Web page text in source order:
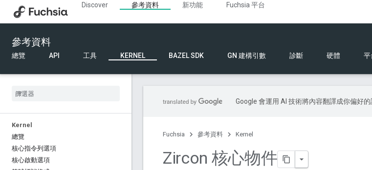
Discover 參考資料 新功能
Fuchsia 平台
參考資料
總覽 API 工具 KERNEL BAZEL SDK GN 建構引數 診斷 硬體 平
Kernel
總覽
核心指令列選項
核心啟動選項
Google 會運用 AI 技術將內容翻譯成你偏好的
Fuchsia 參考資料 Kernel
Zircon 核心物件